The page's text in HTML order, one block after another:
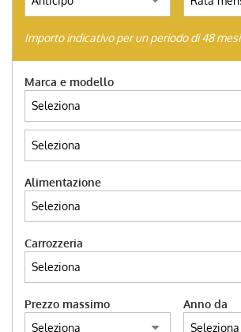
AUTO SU ORDINAZIONE
ACQUISTIAMO USATO
TROVA LA TUA AUTO
ENGLISH
FRANÇAIS
Importo indicativo per un periodo di 48 mesi
Marca e modello
Alimentazione
Carrozzeria
Prezzo massimo Anno da